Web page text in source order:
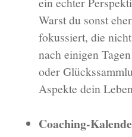
Warst du sonst
fokussiert, die
nach einigen
oder
Aspekte dein
Coaching-